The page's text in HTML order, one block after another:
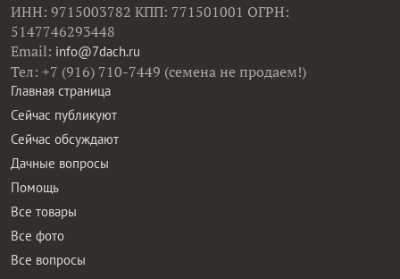
ИНН: 9715003782 КПП: 771501001 ОГРН:
5147746293448
Email: info@7dach.ru
Тел: +7 (916) 710-7449 (семена не продаем!)
Главная страница
Сейчас публикуют
Сейчас обсуждают
Дачные вопросы
Помощь
Все товары
Все фото
Все вопросы